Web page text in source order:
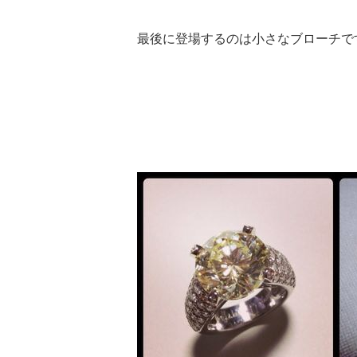
最後に登場するのは小さなブローチで